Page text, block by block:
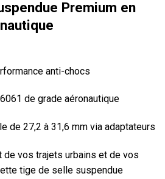
Premium en
anti-chocs
de grade aéronautique
de 27,2 à 31,6 mm via adaptateurs
vos trajets urbains et de vos
tige de selle suspendue